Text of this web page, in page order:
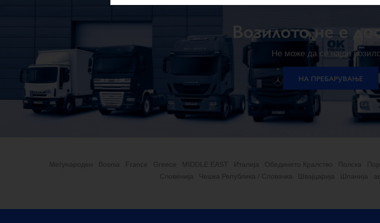
Возилото не е
Не може да се најде
НА ПРЕБАРУВАЊЕ
Меѓународен Bosnia France Greece MIDDLE EAST Италија Обединето Кралство Полска
Словенија
Чешка Република / Словачка Швајцарија Шпанија